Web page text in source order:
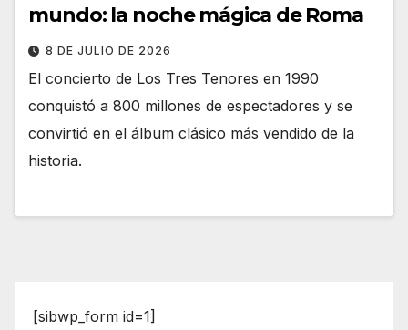
mundo: la noche mágica de Roma
8 DE JULIO DE 2026
El concierto de Los Tres Tenores en 1990
conquistó a 800 millones de espectadores y se
convirtió en el álbum clásico más vendido de la
historia.
[sibwp_form id=1]